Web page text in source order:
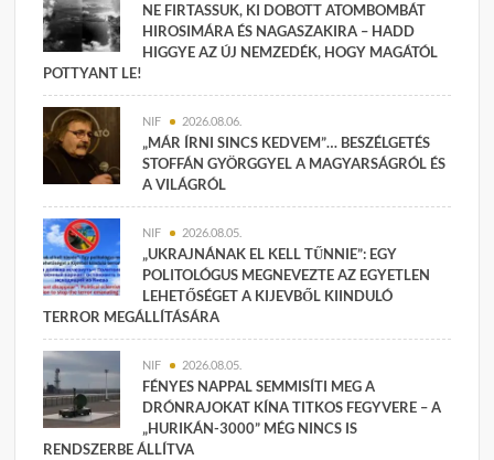
NE FIRTASSUK, KI DOBOTT ATOMBOMBÁT
HIROSIMÁRA ÉS NAGASZAKIRA – HADD
HIGGYE AZ ÚJ NEMZEDÉK, HOGY MAGÁTÓL
POTTYANT LE!
NIF 2026.08.06.
„MÁR ÍRNI SINCS KEDVEM”… BESZÉLGETÉS
STOFFÁN GYÖRGGYEL A MAGYARSÁGRÓL ÉS
A VILÁGRÓL
NIF 2026.08.05.
„UKRAJNÁNAK EL KELL TŰNNIE”: EGY
POLITOLÓGUS MEGNEVEZTE AZ EGYETLEN
LEHETŐSÉGET A KIJEVBŐL KIINDULÓ
TERROR MEGÁLLÍTÁSÁRA
NIF 2026.08.05.
FÉNYES NAPPAL SEMMISÍTI MEG A
DRÓNRAJOKAT KÍNA TITKOS FEGYVERE – A
„HURIKÁN-3000” MÉG NINCS IS
RENDSZERBE ÁLLÍTVA